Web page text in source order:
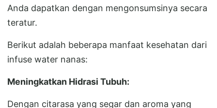
Anda dapatkan dengan mengonsumsinya secara
teratur.
Berikut adalah beberapa manfaat kesehatan dari
infuse water nanas:
Meningkatkan Hidrasi Tubuh:
Dengan citarasa yang segar dan aroma yang